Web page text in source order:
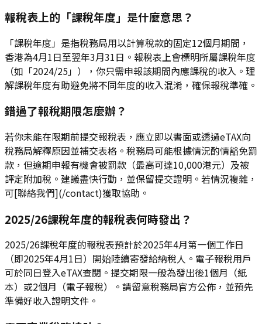
報稅表上的「課稅年度」是什麼意思？
「課稅年度」是指稅務局用以計算稅款的固定12個月期間，
香港為4月1日至翌年3月31日。報稅表上會標明所屬課稅年度
（如「2024/25」），你只需申報該期間內應課稅的收入。理
解課稅年度有助避免將不同年度的收入混淆，確保報稅準確。
錯過了報稅期限怎麼辦？
若你未能在限期前提交報稅表，應立即以書面或透過eTAX向
稅務局解釋原因並補交表格。稅務局可能根據情況酌情豁免罰
款，但逾期申報有機會被罰款（最高可達10,000港元）及被
評定附加稅。建議盡快行動，並保留提交證明。若情況複雜，
可[聯絡我們](/contact)獲取協助。
2025/26課稅年度的報稅表何時發出？
2025/26課稅年度的報稅表預計於2025年4月第一個工作日
（即2025年4月1日）開始陸續寄發給納稅人。電子報稅用戶
可於同日登入eTAX查閱。提交期限一般為發出後1個月（紙
本）或2個月（電子報稅）。請留意稅務局官方公佈，並預先
準備好收入證明文件。